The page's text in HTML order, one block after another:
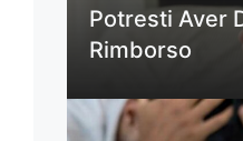
Potresti Aver
Rimborso